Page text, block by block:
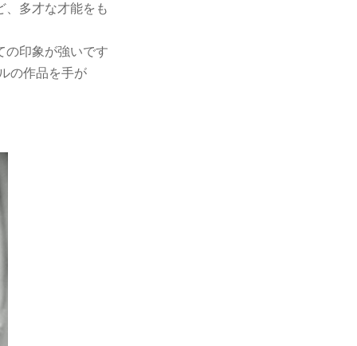
、多才な才能をも
の印象が強いです
の作品を手が